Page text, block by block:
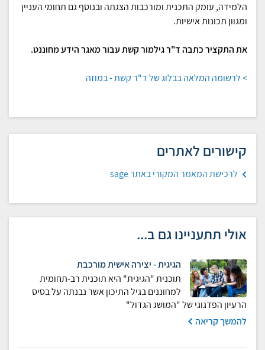
הלמידה, עומק התכנית ומורכבות הצגתה ובנוסף גם תחומי העניין
ומגוון תכונות אישיות.
את התקציר כתבה ד"ר גילמור קשת עבור מאגר הידע מחוננט.
> לרשומה המלאה בבלוג של ד"ר קשת - במוזה
קישורים לאתרים
לרכישת המאמר המקורי באתר sage
אולי תתעניינו גם ב...
הגיגית - יצירה אישית מורכבת
תוכנית "הגיגית" היא תוכנית רב-תחומית
למחוננים בגיל התיכון אשר נבנתה על בסיס
הרעיון הפדגוגי של "המושג הגדול"
להמשך קריאה